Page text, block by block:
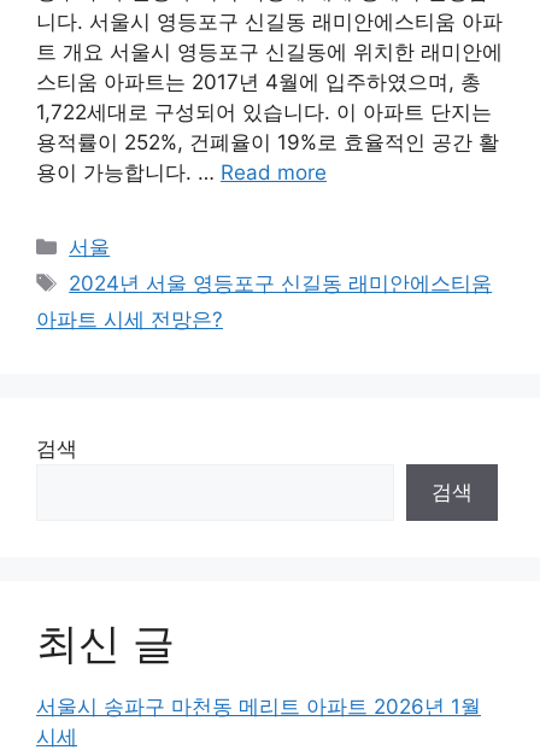
니다. 서울시 영등포구 신길동 래미안에스티움 아파
트 개요 서울시 영등포구 신길동에 위치한 래미안에
스티움 아파트는 2017년 4월에 입주하였으며, 총
1,722세대로 구성되어 있습니다. 이 아파트 단지는
용적률이 252%, 건폐율이 19%로 효율적인 공간 활
용이 가능합니다. … Read more
Categories
서울
Tags
2024년 서울 영등포구 신길동 래미안에스티움
아파트 시세 전망은?
검색
검색
최신 글
서울시 송파구 마천동 메리트 아파트 2026년 1월
시세